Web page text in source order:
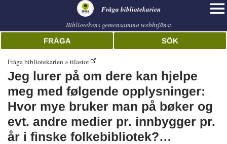
Fråga bibliotekarien
Bibliotekens gemensamma webbtjänst.
FRÅGA SÖK
Fråga bibliotekarien tilastot
Jeg lurer på om dere kan hjelpe
meg med følgende opplysninger:
Hvor mye bruker man på bøker og
evt. andre medier pr. innbygger pr.
år i finske folkebibliotek?…